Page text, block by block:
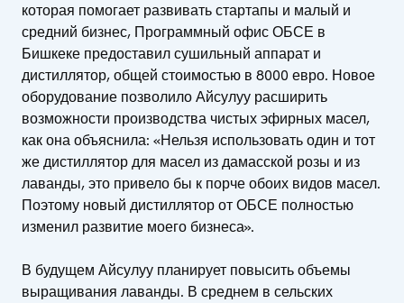
которая помогает развивать стартапы и малый и
средний бизнес, Программный офис ОБСЕ в
Бишкеке предоставил сушильный аппарат и
дистиллятор, общей стоимостью в 8000 евро. Новое
оборудование позволило Айсулуу расширить
возможности производства чистых эфирных масел,
как она объяснила: «Нельзя использовать один и тот
же дистиллятор для масел из дамасской розы и из
лаванды, это привело бы к порче обоих видов масел.
Поэтому новый дистиллятор от ОБСЕ полностью
изменил развитие моего бизнеса».
В будущем Айсулуу планирует повысить объемы
выращивания лаванды. В среднем в сельских